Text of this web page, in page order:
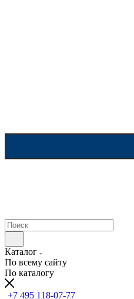
Каталог
По всему сайту
По каталогу
+7 495 118-07-77